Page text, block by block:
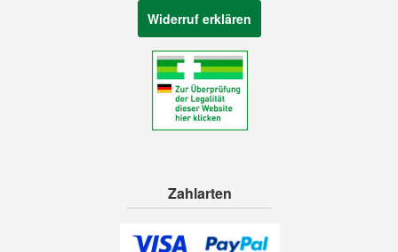
Widerruf erklären
Zahlarten